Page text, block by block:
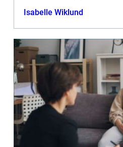
Isabelle Wiklund